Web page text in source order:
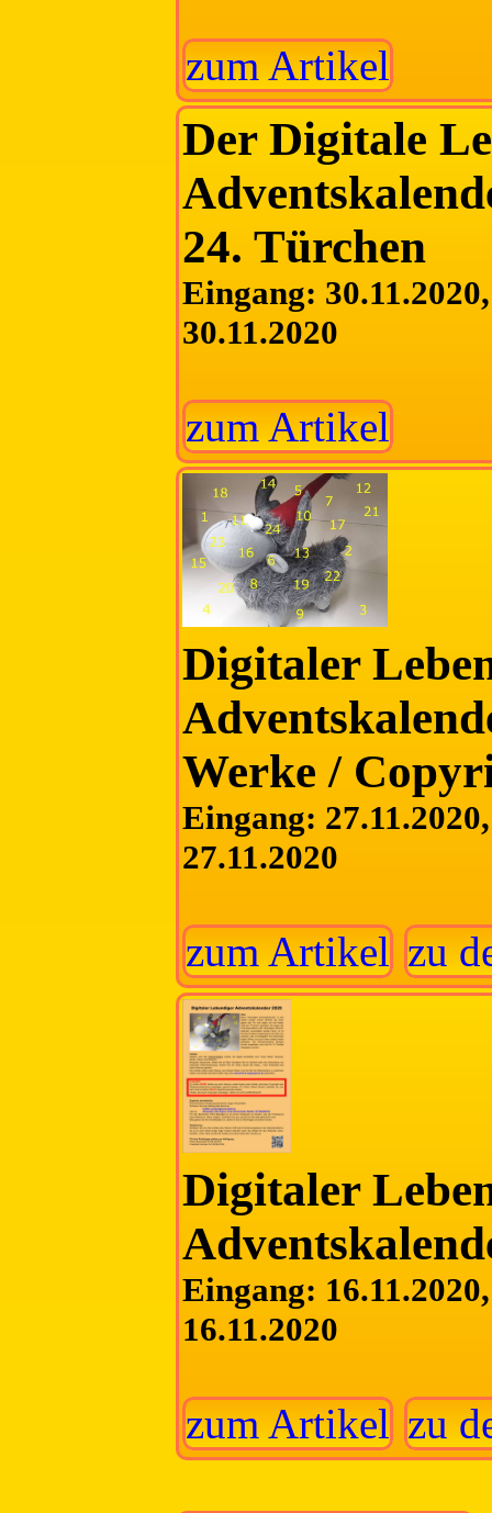
zum Artikel
Der Digitale
24. Türchen
Eingang:
30.11.2020
zum Artikel
Digitaler
Werke /
Eingang:
27.11.2020
zum Artikel zu
Digitaler
Eingang:
16.11.2020
zum Artikel zu